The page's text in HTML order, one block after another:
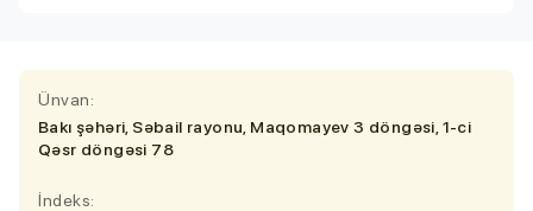
Ünvan:
Bakı şəhəri, Səbail rayonu, Maqomayev 3 döngəsi, 1-ci
Qəsr döngəsi 78
İndeks: